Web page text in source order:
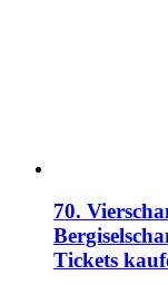
70.
Tickets